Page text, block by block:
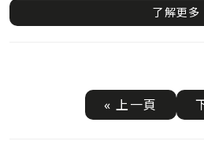
了解更多
« 上一頁